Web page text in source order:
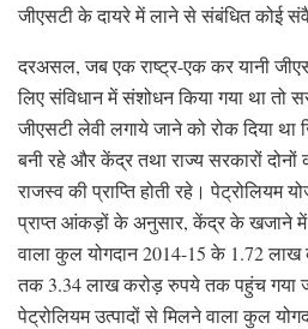
जीएसटी के दायरे में लाने से संबंधित कोई
दरअसल, जब एक राष्ट्र-एक कर यानी
लिए संविधान में संशोधन किया गया था तो
जीएसटी लेवी लगाये जाने को रोक दिया
बनी रहे और केंद्र तथा राज्य सरकारों दोनों
राजस्व की प्राप्ति होती रहे। पेट्रोलियम
प्राप्त आंकड़ों के अनुसार, केंद्र के खजाने में
वाला कुल योगदान 2014-15 के 1.72
तक 3.34 लाख करोड़ रुपये तक पहुंच गया
पेट्रोलियम उत्पादों से मिलने वाला कुल